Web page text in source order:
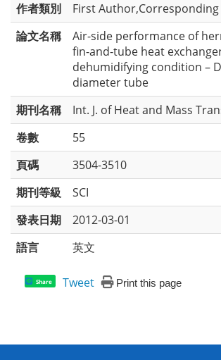
作者類別
First
論文名稱
Air-side performance of
fin-and-tube heat
dehumidifying condition –
diameter tube
期刊名稱
Int. J. of Heat and Mass
卷數
55
頁碼
3504-3510
期刊等級
SCI
發表日期
2012-03-01
語言
英文
Share Tweet Print this page